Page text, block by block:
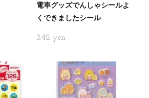
電車グッズでんしゃシールよ
くできましたシール
242